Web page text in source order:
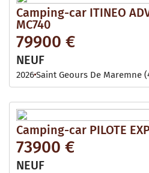
Camping-car ITINEO
MC740
79900 €
NEUF
2026Saint Geours De Maremne
Camping-car PILOTE
73900 €
NEUF